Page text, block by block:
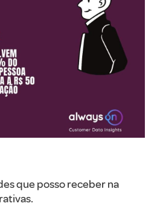
que posso receber na